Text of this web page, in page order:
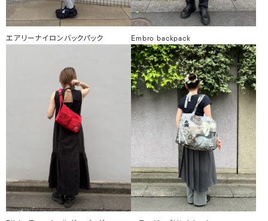
エアリーナイロンバックパック Embro backpack